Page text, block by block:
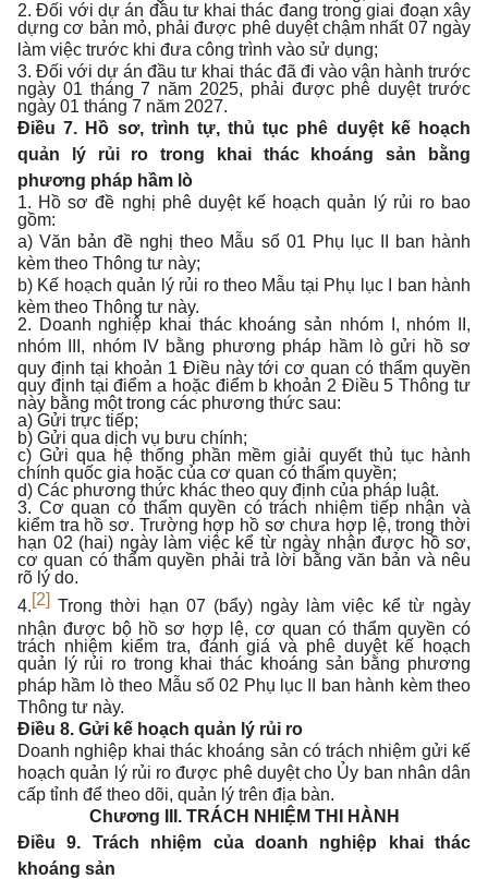
2. Đối với dự án đầu tư khai thác đang trong giai đoạn xây
dựng cơ bản mỏ, phải được phê duyệt chậm nhất 07 ngày
làm việc trước khi đưa công trình vào sử dụng;
3. Đối với dự án đầu tư khai thác đã đi vào vận hành trước
ngày 01 tháng 7 năm 2025, phải được phê duyệt trước
ngày 01 tháng 7 năm 2027.
Điều 7. Hồ sơ, trình tự, thủ tục phê duyệt kế hoạch
quản lý rủi ro trong khai thác khoáng sản bằng
phương pháp hầm lò
1. Hồ sơ đề nghị phê duyệt kế hoạch quản lý rủi ro bao
gồm:
a) Văn bản đề nghị theo Mẫu số 01 Phụ lục II ban hành
kèm theo Thông tư này;
b) Kế hoạch quản lý rủi ro theo Mẫu tại Phụ lục I ban hành
kèm theo Thông tư này.
2. Doanh nghiệp khai thác khoáng sản nhóm I, nhóm II,
nhóm III, nhómIV bằng phương pháp hầm lò gửi hồ sơ
quy định tại khoản 1 Điều này tới cơ quan có thẩm quyền
quy định tại điểm a hoặc điểm b khoản 2 Điều 5 Thông tư
này bằng một trong các phương thức sau:
a) Gửi trực tiếp;
b) Gửi qua dịch vụ bưu chính;
c) Gửi qua hệ thống phần mềm giải quyết thủ tục hành
chính quốc gia hoặc của cơ quan có thẩm quyền;
d) Các phương thức khác theo quy định của pháp luật.
3. Cơ quan có thẩm quyền có trách nhiệm tiếp nhận và
kiểm tra hồ sơ. Trường hợp hồ sơ chưa hợp lệ, trong thời
hạn 02 (hai) ngày làm việc kể từ ngày nhận được hồ sơ,
cơ quan có thẩm quyền phải trả lời bằng văn bản và nêu
rõ lý do.
4.[2] Trong thời hạn 07 (bẩy) ngày làm việc kể từ ngày
nhận được bộ hồ sơ hợp lệ, cơ quan có thẩm quyền có
trách nhiệm kiểm tra, đánh giá và phê duyệt kế hoạch
quản lý rủi ro trong khai thác khoáng sản bằng phương
pháp hầm lò theo Mẫu số 02 Phụ lục II ban hành kèm theo
Thông tư này.
Điều 8. Gửi kế hoạch quản lý rủi ro
Doanh nghiệp khai thác khoáng sản có trách nhiệm gửi kế
hoạch quản lý rủi ro được phê duyệt cho Ủy ban nhân dân
cấp tỉnh để theo dõi, quản lý trên địa bàn.
Chương III. TRÁCH NHIỆM THI HÀNH
Điều 9. Trách nhiệm của doanh nghiệp khai thác
khoáng sản